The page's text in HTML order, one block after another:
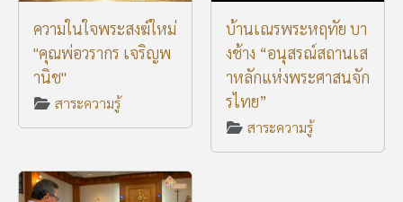
ความในใจพระสงฆ์ใหม่
"คุณพ่อวรากร เจริญพ
านิช"
สาระความรู้
บ้านเณรพระหฤทัย บา
งช้าง “อนุสรณ์สถานเส
าหลักแห่งพระศาสนจัก
รไทย”
สาระความรู้